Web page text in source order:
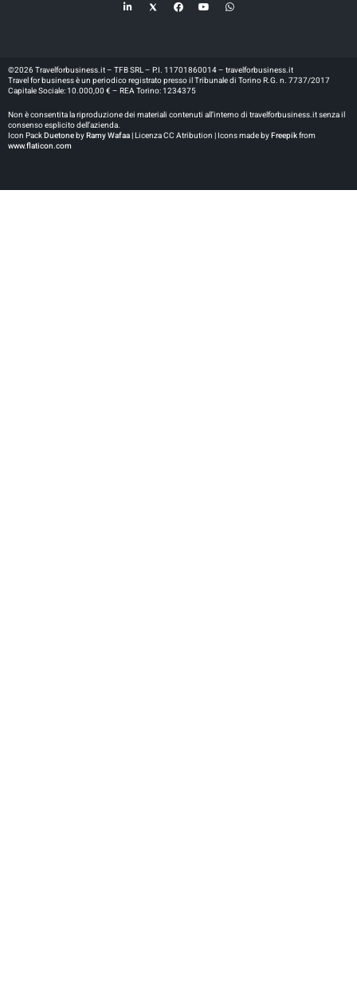
©2026 Travelforbusiness.it – TFB SRL – P.I. 11701860014 – travelforbusiness.it
Travel for business è un periodico registrato presso il Tribunale di Torino R.G. n. 7737/2017
Capitale Sociale: 10.000,00 € – REA Torino: 1234375
Non è consentita la riproduzione dei materiali contenuti all’interno di travelforbusiness.it senza il
consenso esplicito dell’azienda.
Icon PackDuetonebyRamy Wafaa |Licenza CC Atribution | Icons made byFreepikfrom
www.flaticon.com